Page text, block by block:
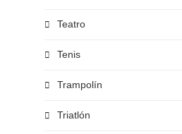
Teatro
Tenis
Trampolín
Triatlón